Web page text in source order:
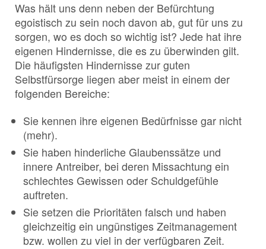
Was hält uns denn neben der Befürchtung
egoistisch zu sein noch davon ab, gut für uns zu
sorgen, wo es doch so wichtig ist? Jede hat ihre
eigenen Hindernisse, die es zu überwinden gilt.
Die häufigsten Hindernisse zur guten
Selbstfürsorge liegen aber meist in einem der
folgenden Bereiche:
Sie kennen ihre eigenen Bedürfnisse gar nicht
(mehr).
Sie haben hinderliche Glaubenssätze und
innere Antreiber, bei deren Missachtung ein
schlechtes Gewissen oder Schuldgefühle
auftreten.
Sie setzen die Prioritäten falsch und haben
gleichzeitig ein ungünstiges Zeitmanagement
bzw. wollen zu viel in der verfügbaren Zeit.